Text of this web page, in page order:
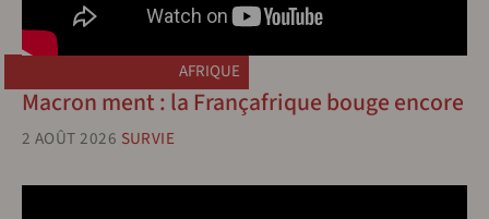
AFRIQUE
Macron ment : la Françafrique bouge encore
2 AOÛT 2026 SURVIE